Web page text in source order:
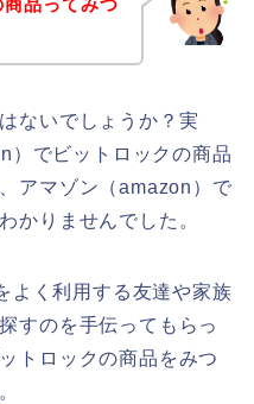
品ってみつ
ないでしょうか？実
）でビットロックの商品
アマゾン（amazon）で
かりませんでした。
よく利用する友達や家族
すのを手伝ってもらっ
トロックの商品をみつ